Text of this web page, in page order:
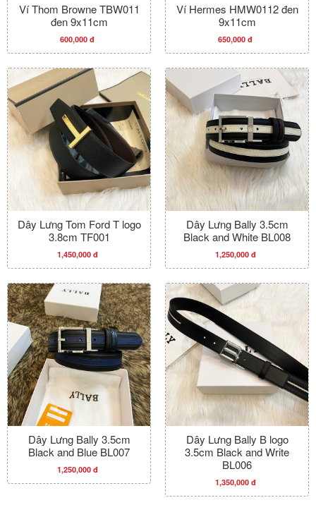
Ví Thom Browne TBW011
đen 9x11cm
600,000 đ
Ví Hermes HMW0112 đen
9x11cm
650,000 đ
Dây Lưng Tom Ford T logo
3.8cm TF001
1,450,000 đ
Dây Lưng Bally 3.5cm
Black and White BL008
1,250,000 đ
Dây Lưng Bally 3.5cm
Black and Blue BL007
1,250,000 đ
Dây Lưng Bally B logo
3.5cm Black and Write
BL006
1,350,000 đ